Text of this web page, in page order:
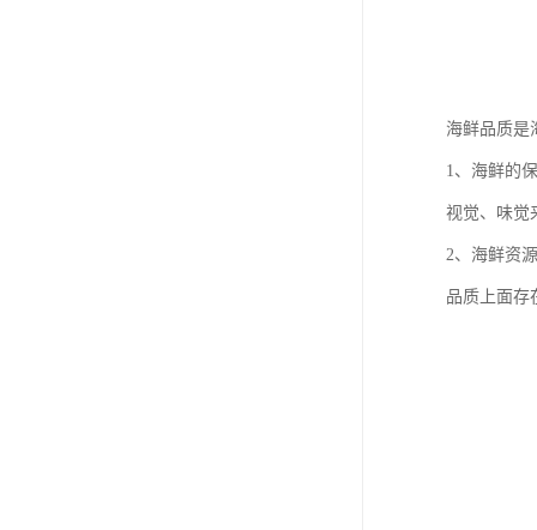
海鲜品质是
1、海鲜的
视觉、味觉
2、海鲜资
品质上面存